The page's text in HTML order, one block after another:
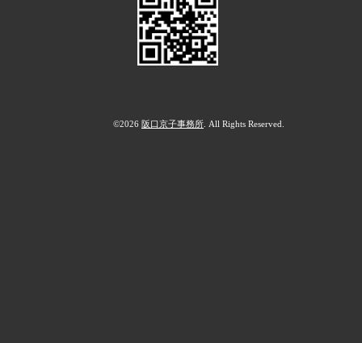
©2026 阪口京子事務所 . All Rights Reserved.